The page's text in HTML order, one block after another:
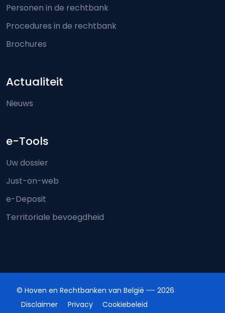
Personen in de rechtbank
Procedures in de rechtbank
Brochures
Actualiteit
Nieuws
e-Tools
Uw dossier
Just-on-web
e-Deposit
Territoriale bevoegdheid
© Hoven en Rechtbanken van België
2026
Disclaimer
Privacy Cookiebeleid